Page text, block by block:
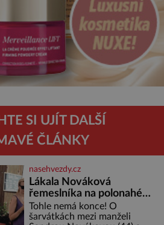
SI UJÍT DALŠÍ
ČLÁNKY
nasehvezdy.cz
Lákala Nováková
řemeslníka na polonahé
tělo!
Tohle nemá konce! O
šarvátkách mezi manželi